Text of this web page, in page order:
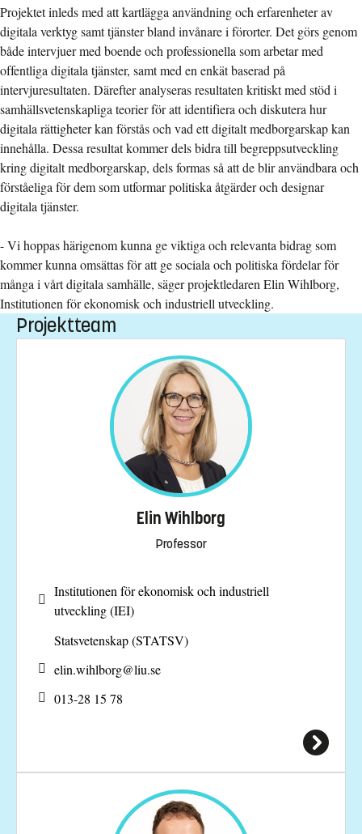
Projektet inleds med att kartlägga användning och erfarenheter av
digitala verktyg samt tjänster bland invånare i förorter. Det görs genom
både intervjuer med boende och professionella som arbetar med
offentliga digitala tjänster, samt med en enkät baserad på
intervjuresultaten. Därefter analyseras resultaten kritiskt med stöd i
samhällsvetenskapliga teorier för att identifiera och diskutera hur
digitala rättigheter kan förstås och vad ett digitalt medborgarskap kan
innehålla. Dessa resultat kommer dels bidra till begreppsutveckling
kring digitalt medborgarskap, dels formas så att de blir användbara och
förståeliga för dem som utformar politiska åtgärder och designar
digitala tjänster.
- Vi hoppas härigenom kunna ge viktiga och relevanta bidrag som
kommer kunna omsättas för att ge sociala och politiska fördelar för
många i vårt digitala samhälle, säger projektledaren Elin Wihlborg,
Institutionen för ekonomisk och industriell utveckling.
Projektteam
Elin Wihlborg
Professor
Institutionen för ekonomisk och industriell
utveckling (IEI)
Statsvetenskap (STATSV)
elin.wihlborg@liu.se
013-28 15 78